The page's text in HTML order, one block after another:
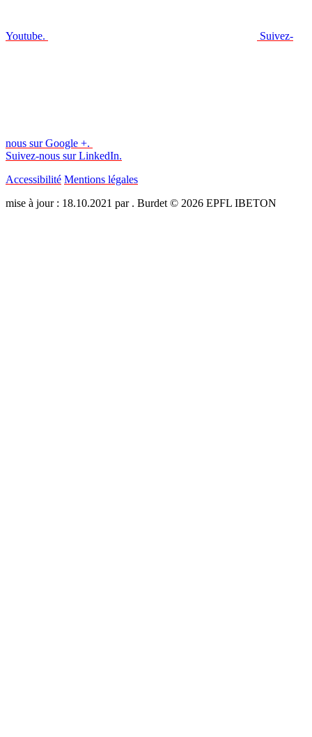
Youtube. Suivez-
nous sur Google +.
Suivez-nous sur LinkedIn.
Accessibilité Mentions légales
mise à jour : 18.10.2021 par . Burdet © 2026 EPFL IBETON